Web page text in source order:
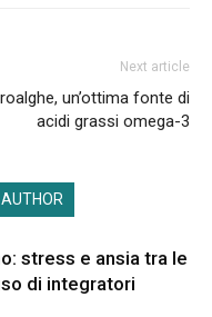
Next article
un’ottima fonte di
acidi grassi omega-3
stress e ansia tra le
di integratori